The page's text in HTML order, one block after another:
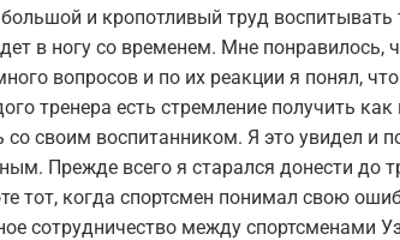
и кропотливый труд воспитывать
в ногу со временем. Мне понравилось,
вопросов и по их реакции я понял,
тренера есть стремление получить
своим воспитанником. Я это увидел и
Прежде всего я старался донести до
тот, когда спортсмен понимал свою
сотрудничество между спортсменами